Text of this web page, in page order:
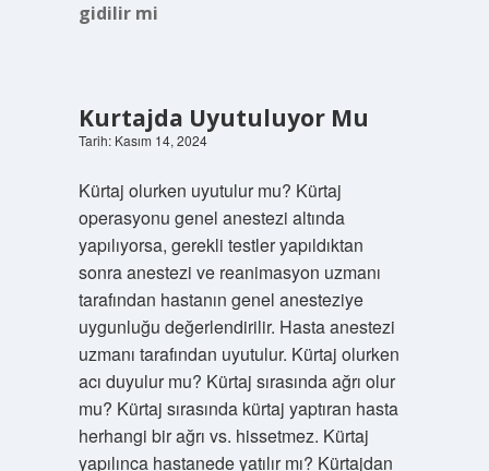
gidilir mi
Kurtajda Uyutuluyor Mu
Tarih: Kasım 14, 2024
Kürtaj olurken uyutulur mu? Kürtaj
operasyonu genel anestezi altında
yapılıyorsa, gerekli testler yapıldıktan
sonra anestezi ve reanimasyon uzmanı
tarafından hastanın genel anesteziye
uygunluğu değerlendirilir. Hasta anestezi
uzmanı tarafından uyutulur. Kürtaj olurken
acı duyulur mu? Kürtaj sırasında ağrı olur
mu? Kürtaj sırasında kürtaj yaptıran hasta
herhangi bir ağrı vs. hissetmez. Kürtaj
yapılınca hastanede yatılır mı? Kürtajdan